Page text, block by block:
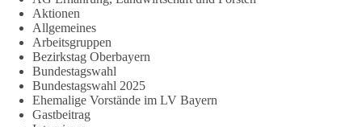
Aktionen
Allgemeines
Arbeitsgruppen
Bezirkstag Oberbayern
Bundestagswahl
Bundestagswahl 2025
Ehemalige Vorstände im LV Bayern
Gastbeitrag